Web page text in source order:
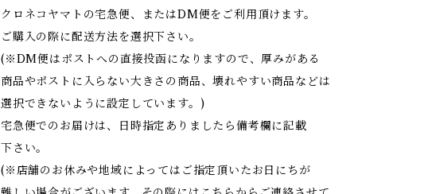
クロネコヤマトの宅急便、またはDM便をご利用頂けます。
ご購入の際に配送方法を選択下さい。
(※DM便はポストへの直接投函になりますので、厚みがある
商品やポストに入らない大きさの商品、壊れやすい商品などは
選択できないように設定しています。)
宅急便でのお届けは、日時指定ありましたら備考欄に記載
下さい。
(※店舗のお休みや地域によってはご指定頂いたお日にちが